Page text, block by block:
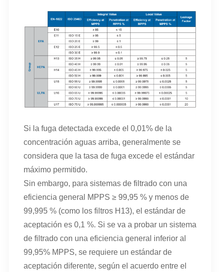
Si la fuga detectada excede el 0,01% de la
concentración aguas arriba, generalmente se
considera que la tasa de fuga excede el estándar
máximo permitido.
Sin embargo, para sistemas de filtrado con una
eficiencia general MPPS ≥ 99,95 % y menos de
99,995 % (como los filtros H13), el estándar de
aceptación es 0,1 %. Si se va a probar un sistema
de filtrado con una eficiencia general inferior al
99,95% MPPS, se requiere un estándar de
aceptación diferente, según el acuerdo entre el